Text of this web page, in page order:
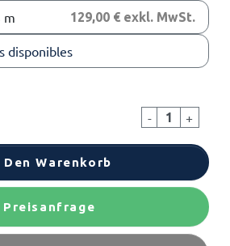
m 129,00 € exkl. MwSt.
disponibles
- +
Den Warenkorb
Preisanfrage